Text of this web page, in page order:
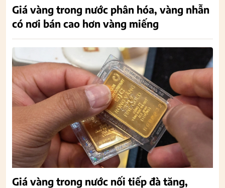
Giá vàng trong nước phân hóa, vàng nhẫn
có nơi bán cao hơn vàng miếng
Giá vàng trong nước nối tiếp đà tăng,